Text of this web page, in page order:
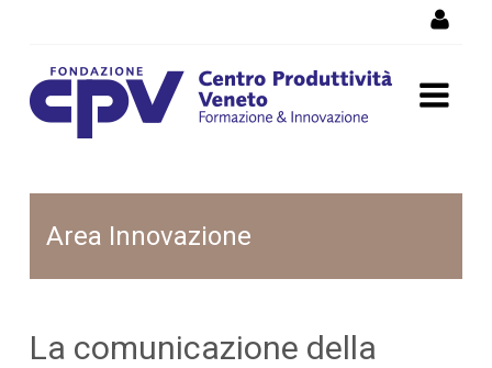
La Commissione Europea
Area Innovazione
La comunicazione della